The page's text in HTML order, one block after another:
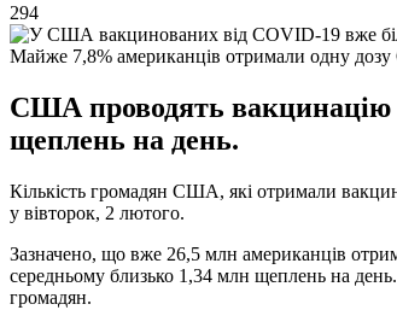
294
Майже 7,8% американців отримали одну
США проводять вакцинацію
щеплень на день.
Кількість громадян США, які отримали
у вівторок, 2 лютого.
Зазначено, що вже 26,5 млн американців
середньому близько 1,34 млн щеплень на
громадян.